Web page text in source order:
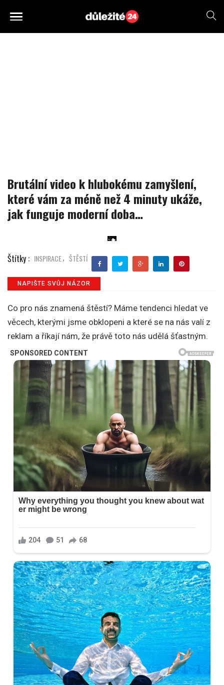
Brutální video k hlubokému zamyšlení,
které vám za méně než 4 minuty ukáže,
jak funguje moderní doba…
Štítky : INSPIRACE, ŠTĚSTÍ
NAPIŠTE SVŮJ NÁZOR
Co pro nás znamená štěstí? Máme tendenci hledat ve
věcech, kterými jsme obklopeni a které se na nás valí z
reklam a říkají nám, že právě toto nás udělá šťastným.